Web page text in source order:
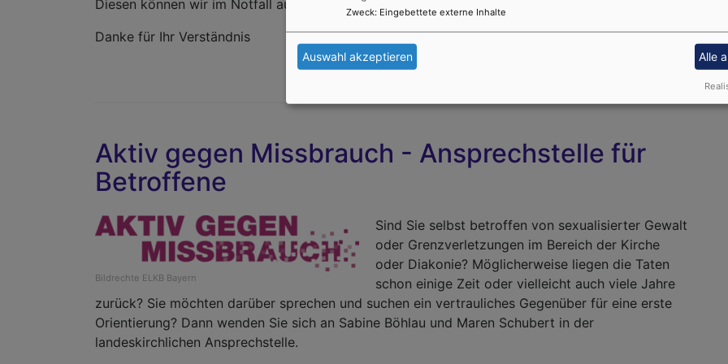
Diesen können wir im Notfall auch kurzfristig korrigieren.
Danke für Ihr Verständnis
Aktiv gegen Missbrauch - Ansprechstelle für
Betroffene
Bildrechte ELKB Bayern
Sind Sie selbst betroffen von sexualisierter Gewalt
oder Grenzverletzungen im Bereich der Kirche
oder Diakonie? Möglicherweise liegen die Taten
schon einige Zeit oder vielleicht auch viele Jahre
zurück? Sie möchten darüber sprechen und suchen ein vertrauliches Gegenüber für eine erste
Orientierung? Dann wenden Sie sich an Sabine Böhlau und Maren Schubert in der
landeskirchlichen Ansprechstelle.
Zweck: Eingebettete externe Inhalte
Auswahl akzeptieren Alle